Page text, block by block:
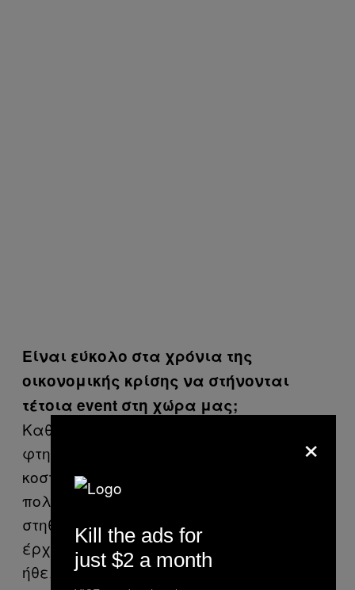
Είναι εύκολο στα χρόνια της
οικονομικής κρίσης να στήνονται
τέτοια event στη χώρα μας;
Καθόλου εύκολο, αν σκεφτείς το πόσο
φτηνό είναι το εισιτήριο, η είσοδος
κοστίζει πέντε ευρώ με μπίρα. Αξίζει
πολύ παραπάνω, κοστίζει αρκετά να
στηθεί και με τους performers που
έρχονται από το εξωτερικό. Όμως,
ήθελα να κάνω κάτι το οποίο να είναι
×
Kill the ads for
just $2 a month